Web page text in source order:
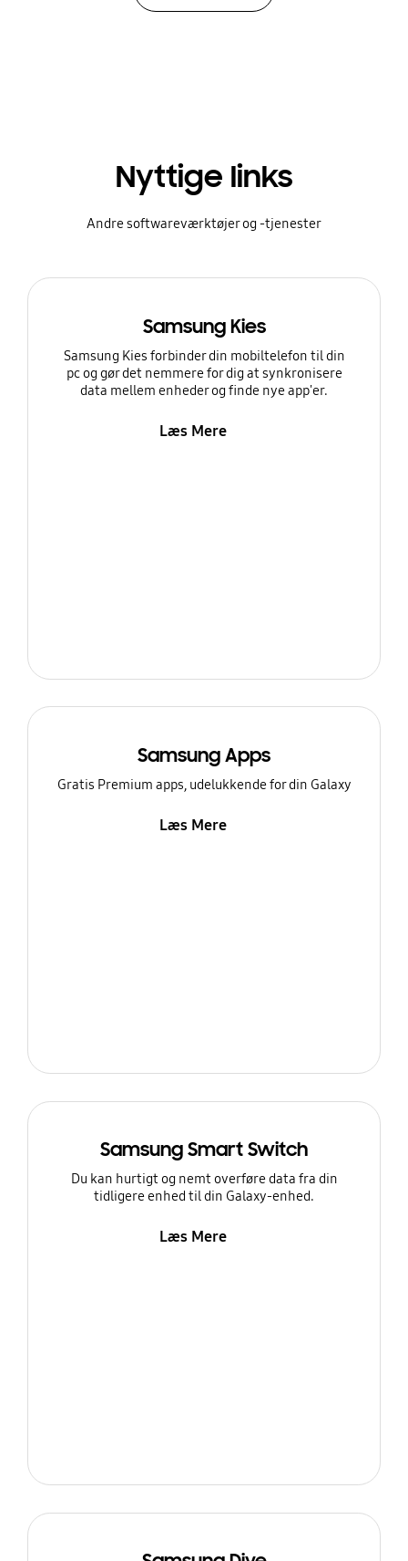
Nyttige links
Andre softwareværktøjer og -tjenester
Samsung Kies
Samsung Kies forbinder din mobiltelefon til din
pc og gør det nemmere for dig at synkronisere
data mellem enheder og finde nye app'er.
Læs Mere
Samsung Apps
Gratis Premium apps, udelukkende for din Galaxy
Læs Mere
Samsung Smart Switch
Du kan hurtigt og nemt overføre data fra din
tidligere enhed til din Galaxy-enhed.
Læs Mere